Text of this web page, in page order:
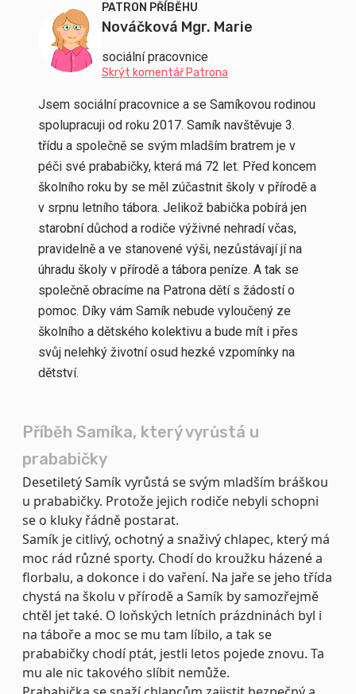
PATRON PŘÍBĚHU
Nováčková Mgr. Marie
sociální pracovnice
Skrýt komentář Patrona
Jsem sociální pracovnice a se Samíkovou rodinou
spolupracuji od roku 2017. Samík navštěvuje 3.
třídu a společně se svým mladším bratrem je v
péči své prababičky, která má 72 let. Před koncem
školního roku by se měl zúčastnit školy v přírodě a
v srpnu letního tábora. Jelikož babička pobírá jen
starobní důchod a rodiče výživné nehradí včas,
pravidelně a ve stanovené výši, nezůstávají jí na
úhradu školy v přírodě a tábora peníze. A tak se
společně obracíme na Patrona dětí s žádostí o
pomoc. Díky vám Samík nebude vyloučený ze
školního a dětského kolektivu a bude mít i přes
svůj nelehký životní osud hezké vzpomínky na
dětství.
Příběh Samíka, který vyrůstá u
prababičky
Desetiletý Samík vyrůstá se svým mladším bráškou
u prababičky. Protože jejich rodiče nebyli schopni
se o kluky řádně postarat.
Samík je citlivý, ochotný a snaživý chlapec, který má
moc rád různé sporty. Chodí do kroužku házené a
florbalu, a dokonce i do vaření. Na jaře se jeho třída
chystá na školu v přírodě a Samík by samozřejmě
chtěl jet také. O loňských letních prázdninách byl i
na táboře a moc se mu tam líbilo, a tak se
prababičky chodí ptát, jestli letos pojede znovu. Ta
mu ale nic takového slíbit nemůže.